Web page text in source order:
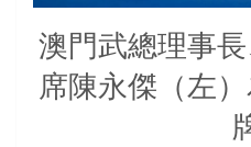
澳門武總理事
席陳永傑（左